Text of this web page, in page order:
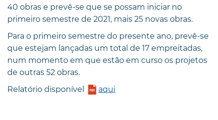
40 obras e prevê-se que se possam iniciar no
primeiro semestre de 2021, mais 25 novas obras.
Para o primeiro semestre do presente ano, prevê-se
que estejam lançadas um total de 17 empreitadas,
num momento em que estão em curso os projetos
de outras 52 obras.
Relatório disponível
aqui